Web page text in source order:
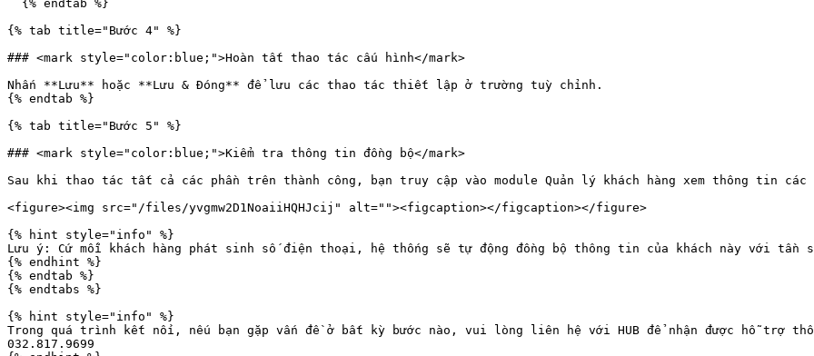
{% tab title="Bước 4" %}
### <mark style="color:blue;">Hoàn tất thao tác cấu hình</mark>
Nhấn **Lưu** hoặc **Lưu & Đóng** để lưu các thao tác thiết lập ở trường tuỳ chỉnh.
{% endtab %}
{% tab title="Bước 5" %}
### <mark style="color:blue;">Kiểm tra thông tin đồng bộ</mark>
Sau khi thao tác tất cả các phần trên thành công, bạn truy cập vào module Quản lý khách hàng xem thông tin các
<figure><img src="/files/yvgmw2D1NoaiiHQHJcij" alt=""><figcaption></figcaption></figure>
{% hint style="info" %}
Lưu ý: Cứ mỗi khách hàng phát sinh số điện thoại, hệ thống sẽ tự động đồng bộ thông tin của khách này với tần
{% endhint %}
{% endtab %}
{% endtabs %}
{% hint style="info" %}
Trong quá trình kết nối, nếu bạn gặp vấn đề ở bất kỳ bước nào, vui lòng liên hệ với HUB để nhận được hỗ trợ
032.817.9699